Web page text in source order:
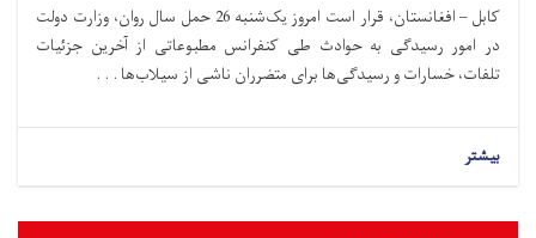
کابل – افغانستان، قرار است امروز یک‌شنبه 26 حمل سال روان، وزارت دولت
در امور رسیدگی به حوادث طی کنفرانس مطبوعاتی از آخرین جزئیات
تلفات، خسارات و رسیدگی‌ها برای متضرران ناشی از سیلاب‌ها . . .
بیشتر